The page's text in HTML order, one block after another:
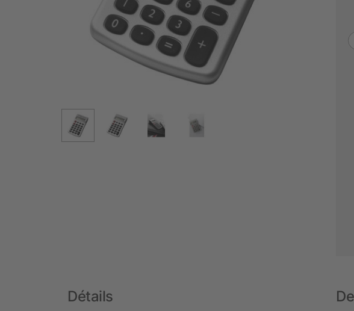
Détails